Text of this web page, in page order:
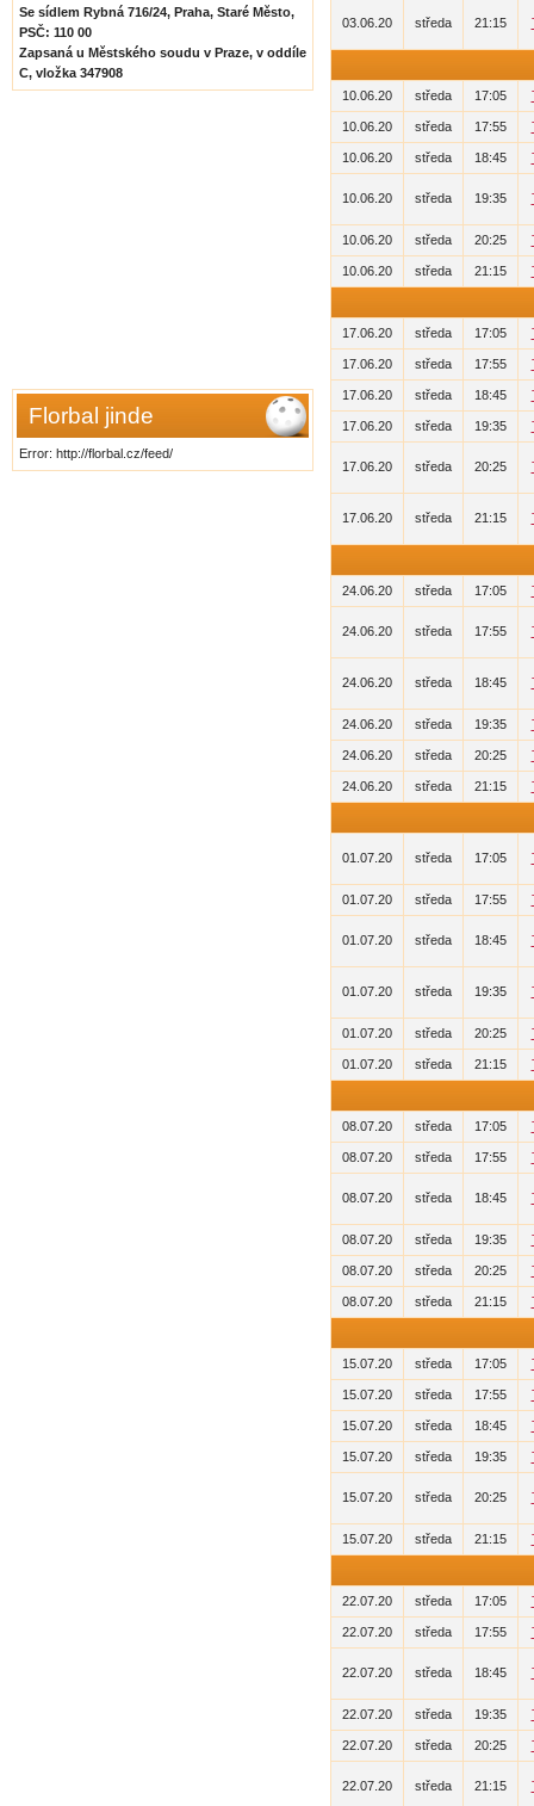
Se sídlem Rybná 716/24, Praha, Staré Město,
PSČ: 110 00
Zapsaná u Městského soudu v Praze, v oddíle
C, vložka 347908
Florbal jinde
Error: http://florbal.cz/feed/
03.06.20 středa 21:15
10.06.20 středa 17:05
10.06.20 středa 17:55
10.06.20 středa 18:45
10.06.20 středa 19:35
10.06.20 středa 20:25
10.06.20 středa 21:15
17.06.20 středa 17:05
17.06.20 středa 17:55
17.06.20 středa 18:45
17.06.20 středa 19:35
17.06.20 středa 20:25
17.06.20 středa 21:15
24.06.20 středa 17:05
24.06.20 středa 17:55
24.06.20 středa 18:45
24.06.20 středa 19:35
24.06.20 středa 20:25
24.06.20 středa 21:15
01.07.20 středa 17:05
01.07.20 středa 17:55
01.07.20 středa 18:45
01.07.20 středa 19:35
01.07.20 středa 20:25
01.07.20 středa 21:15
08.07.20 středa 17:05
08.07.20 středa 17:55
08.07.20 středa 18:45
08.07.20 středa 19:35
08.07.20 středa 20:25
08.07.20 středa 21:15
15.07.20 středa 17:05
15.07.20 středa 17:55
15.07.20 středa 18:45
15.07.20 středa 19:35
15.07.20 středa 20:25
15.07.20 středa 21:15
22.07.20 středa 17:05
22.07.20 středa 17:55
22.07.20 středa 18:45
22.07.20 středa 19:35
22.07.20 středa 20:25
22.07.20 středa 21:15